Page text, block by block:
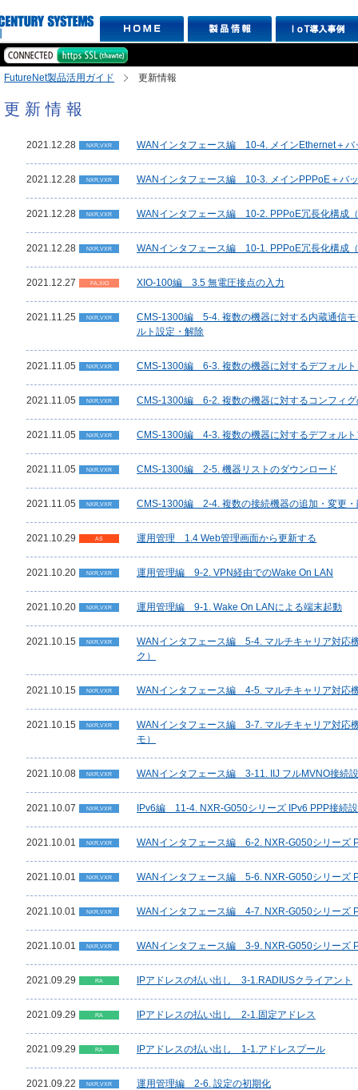
FutureNet製品活用ガイド 更新情報
更新情報
2021.12.28 NXR,VXR WANインタフェース編 10-4. メインEthernet＋バ
2021.12.28 NXR,VXR WANインタフェース編 10-3. メインPPPoE＋バ
2021.12.28 NXR,VXR WANインタフェース編 10-2. PPPoE冗長化構成
2021.12.28 NXR,VXR WANインタフェース編 10-1. PPPoE冗長化構成
2021.12.27 FA,XIO XIO-100編 3.5 無電圧接点の入力
2021.11.25 NXR,VXR
CMS-1300編 5-4. 複数の機器に対する内蔵通信
ルト設定・解除
2021.11.05 NXR,VXR CMS-1300編 6-3. 複数の機器に対するデフォルト
2021.11.05 NXR,VXR CMS-1300編 6-2. 複数の機器に対するコンフィグ
2021.11.05 NXR,VXR CMS-1300編 4-3. 複数の機器に対するデフォルト
2021.11.05 NXR,VXR CMS-1300編 2-5. 機器リストのダウンロード
2021.11.05 NXR,VXR CMS-1300編 2-4. 複数の接続機器の追加・変更・
2021.10.29 AS 運用管理 1.4 Web管理画面から更新する
2021.10.20 NXR,VXR 運用管理編 9-2. VPN経由でのWake On LAN
2021.10.20 NXR,VXR 運用管理編 9-1. Wake On LANによる端末起動
2021.10.15 NXR,VXR
WANインタフェース編 5-4. マルチキャリア対応
ク）
2021.10.15 NXR,VXR WANインタフェース編 4-5. マルチキャリア対応
2021.10.15 NXR,VXR
WANインタフェース編 3-7. マルチキャリア対応
モ）
2021.10.08 NXR,VXR WANインタフェース編 3-11. IIJ フルMVNO接続
2021.10.07 NXR,VXR IPv6編 11-4. NXR-G050シリーズ IPv6 PPP接続
2021.10.01 NXR,VXR WANインタフェース編 6-2. NXR-G050シリーズ
2021.10.01 NXR,VXR WANインタフェース編 5-6. NXR-G050シリーズ
2021.10.01 NXR,VXR WANインタフェース編 4-7. NXR-G050シリーズ
2021.10.01 NXR,VXR WANインタフェース編 3-9. NXR-G050シリーズ
2021.09.29 RA IPアドレスの払い出し 3-1.RADIUSクライアント
2021.09.29 RA IPアドレスの払い出し 2-1.固定アドレス
2021.09.29 RA IPアドレスの払い出し 1-1.アドレスプール
2021.09.22 NXR,VXR 運用管理編 2-6. 設定の初期化